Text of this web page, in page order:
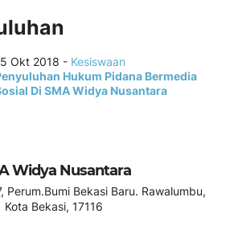
Okt 2018 - Kesiswaan
Hukum Pidana Bermedia
Di SMA Widya Nusantara
Widya Nusantara
Perum.Bumi Bekasi Baru. Rawalumbu,
Kota Bekasi, 17116